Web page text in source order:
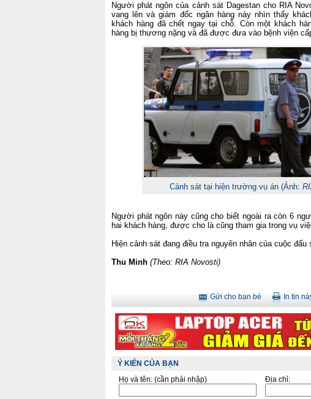
Người phát ngôn của cảnh sát Dagestan cho RIA
vang lên và giám đốc ngân hàng này nhìn thấy
khách hàng đã chết ngay tại chỗ. Còn một khách
hàng bị thương nặng và đã được đưa vào bệnh viện
Cảnh sát tại hiện trường vụ án (Ảnh:
Người phát ngôn này cũng cho biết ngoài ra còn 6
hai khách hàng, được cho là cũng tham gia trong vụ
Hiện cảnh sát đang điều tra nguyên nhân của cuộc đấu
Thu Minh (Theo: RIA Novosti)
In tin
Gửi cho bạn bè
Ý KIẾN CỦA BẠN
Họ và tên: (cần phải nhập) Địa chỉ: